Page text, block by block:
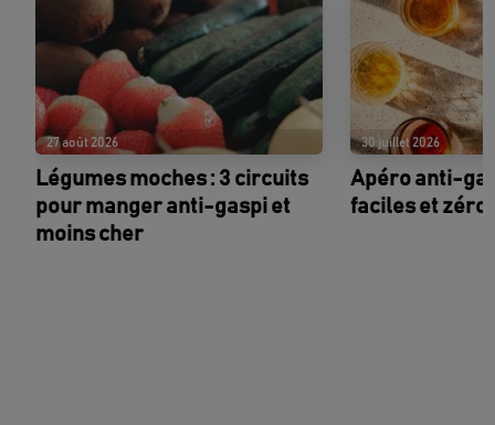
27 août 2026
Légumes moches : 3 circuits
pour manger anti-gaspi et
moins cher
30 juillet 2026
Apéro anti-
faciles et zéro